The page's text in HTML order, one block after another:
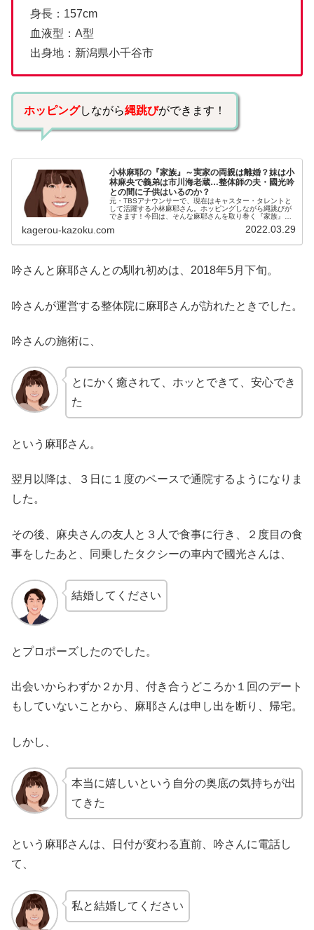
身長：157cm
血液型：A型
出身地：新潟県小千谷市
ホッピングしながら縄跳びができます！
小林麻耶の『家族』～実家の両親は離婚？妹は小
林麻央で義弟は市川海老蔵…整体師の夫・國光吟
との間に子供はいるのか？
元・TBSアナウンサーで、現在はキャスター・タレントと
して活躍する小林麻耶さん。ホッピングしながら縄跳びが
できます！今回は、そんな麻耶さんを取り巻く『家族』に
し・まや）生年月日：1979年...
kagerou-kazoku.com 2022.03.29
吟さんと麻耶さんとの馴れ初めは、2018年5月下旬。
吟さんが運営する整体院に麻耶さんが訪れたときでした。
吟さんの施術に、
とにかく癒されて、ホッとできて、安心でき
た
という麻耶さん。
翌月以降は、３日に１度のペースで通院するようになりま
した。
その後、麻央さんの友人と３人で食事に行き、２度目の食
事をしたあと、同乗したタクシーの車内で國光さんは、
結婚してください
とプロポーズしたのでした。
出会いからわずか２か月、付き合うどころか１回のデート
もしていないことから、麻耶さんは申し出を断り、帰宅。
しかし、
本当に嬉しいという自分の奥底の気持ちが出
てきた
という麻耶さんは、日付が変わる直前、吟さんに電話し
て、
私と結婚してください